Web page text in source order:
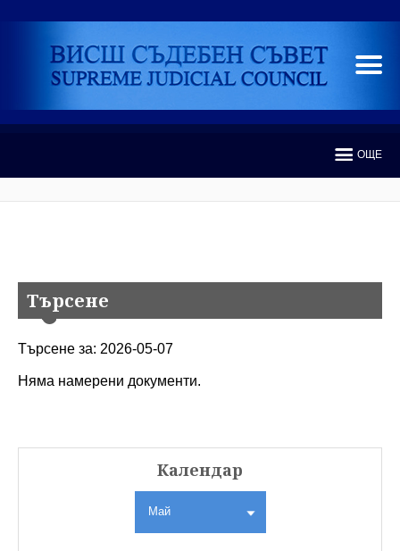
ОЩЕ
Търсене
Търсене за: 2026-05-07
Няма намерени документи.
Календар
Май